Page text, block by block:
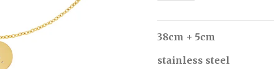
38cm + 5cm
stainless steel